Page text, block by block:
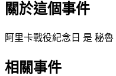
關於這個事件
阿里卡戰役紀念日 是 秘魯
相關事件